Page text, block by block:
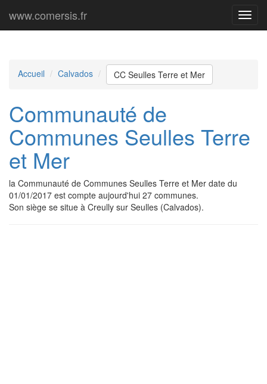
Menu
www.comersis.fr
Accueil Calvados CC Seulles Terre et Mer
Communauté de
Communes Seulles Terre
et Mer
la Communauté de Communes Seulles Terre et Mer date du
01/01/2017 est compte aujourd'hui 27 communes.
Son siège se situe à Creully sur Seulles (Calvados).